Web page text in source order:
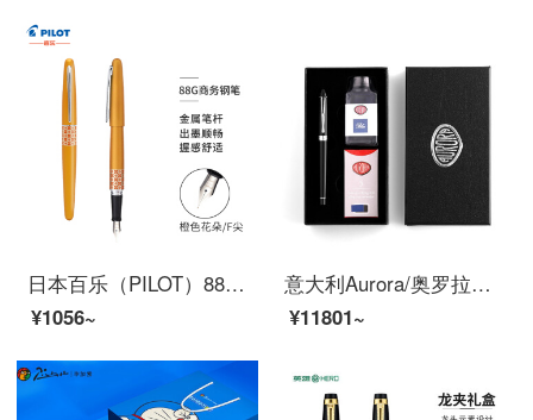
日本百乐（PILOT）88G钢笔商务签字笔 金属笔杆墨水笔练字学生钢笔礼盒FP-MR3 橙色花朵F尖
¥1056~
意大利Aurora/奥罗拉钢笔Ipsilon意普西伦B1214K金笔商务送礼成人男士签字定制LOGO 黑杆白夹墨水礼盒套装 F
¥11801~